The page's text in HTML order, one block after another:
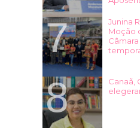
Junina
Moção
Canaã,